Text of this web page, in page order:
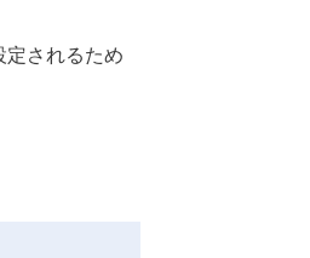
定されるため